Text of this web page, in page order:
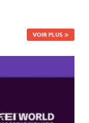
VOIR PLUS